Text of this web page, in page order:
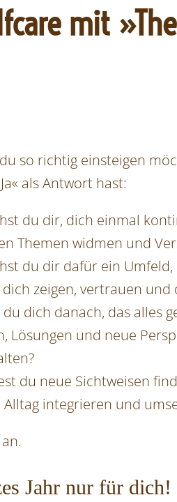
mit
so richtig einsteigen
als Antwort hast:
du dir, dich einmal
Themen widmen und
du dir dafür ein
dich zeigen, vertrauen
du dich danach, das alles
Lösungen und neue
du neue Sichtweisen
integrieren und
Jahr nur für dich!